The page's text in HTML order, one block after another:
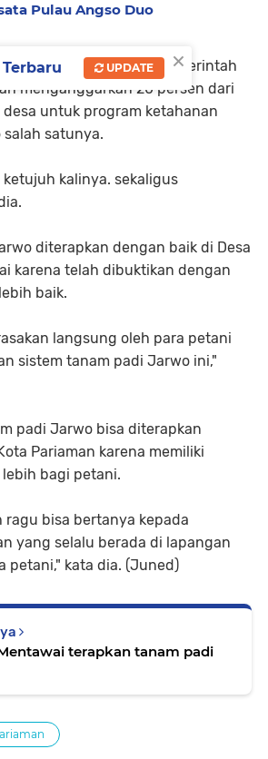
Pulau Angso Duo
BPPP, Rizka Hafizah pemerintah
menganggarkan 20 persen dari
untuk program ketahanan
satunya.
kalinya. sekaligus
diterapkan dengan baik di Desa
karena telah dibuktikan dengan
baik.
langsung oleh para petani
sistem tanam padi Jarwo ini,"
padi Jarwo bisa diterapkan
Pariaman karena memiliki
bagi petani.
ragu bisa bertanya kepada
yang selalu berada di lapangan
petani," kata dia. (Juned)
terapkan tanam padi
×
UPDATE